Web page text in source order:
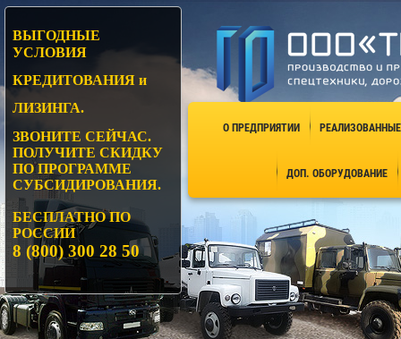
ВЫГОДНЫЕ
УСЛОВИЯ
КРЕДИТОВАНИЯ и
ЛИЗИНГА.
ЗВОНИТЕ СЕЙЧАС.
ПОЛУЧИТЕ СКИДКУ
ПО ПРОГРАММЕ
СУБСИДИРОВАНИЯ.
БЕСПЛАТНО ПО
РОССИИ
8 (800) 300 28 50
О ПРЕДПРИЯТИИ
ДОП. ОБОРУДОВАНИЕ